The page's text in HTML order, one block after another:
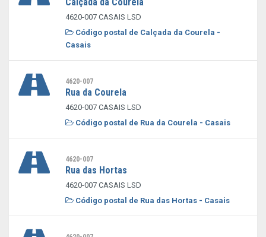
4620-007 CASAIS LSD
Código postal de Calçada da Courela -
Casais
4620-007
Rua da Courela
4620-007 CASAIS LSD
Código postal de Rua da Courela - Casais
4620-007
Rua das Hortas
4620-007 CASAIS LSD
Código postal de Rua das Hortas - Casais